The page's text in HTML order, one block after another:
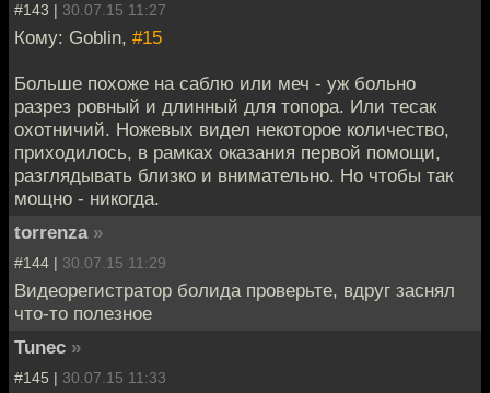
#143 | 30.07.15 11:27
Кому: Goblin, #15
Больше похоже на саблю или меч - уж больно
разрез ровный и длинный для топора. Или тесак
охотничий. Ножевых видел некоторое количество,
приходилось, в рамках оказания первой помощи,
разглядывать близко и внимательно. Но чтобы так
мощно - никогда.
torrenza »
#144 | 30.07.15 11:29
Видеорегистратор болида проверьте, вдруг заснял
что-то полезное
Tunec »
#145 | 30.07.15 11:33